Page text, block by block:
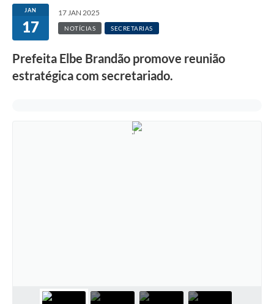
Governo
Transparência
Cadastro Cultural Lei Paulo Gustavo
JAN
17
17 JAN 2025
NOTÍCIAS SECRETARIAS
Prefeita Elbe Brandão promove reunião
estratégica com secretariado.